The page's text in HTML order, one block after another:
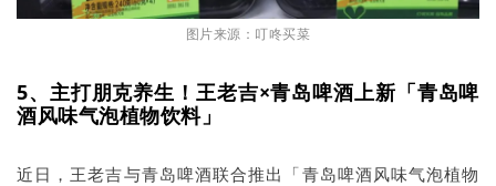
图片来源：叮咚买菜
5、主打朋克养生！王老吉×青岛啤酒上新「青岛啤
酒风味气泡植物饮料」
近日，王老吉与青岛啤酒联合推出「青岛啤酒风味气泡植物